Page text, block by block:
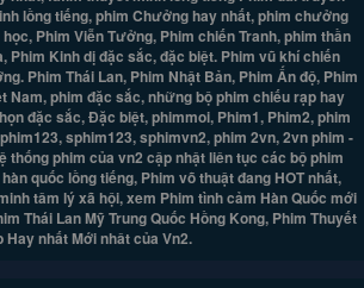
lồng tiếng, phim Chưởng hay nhất, phim chưởng
Phim Viễn Tưởng, Phim chiến Tranh, phim thần
Phim Kinh dị đặc sắc, đặc biệt. Phim vũ khí chiến
Phim Thái Lan, Phim Nhật Bản, Phim Ấn độ, Phim
Nam, phim đặc sắc, những bộ phim chiếu rạp hay
đặc sắc, Đặc biệt, phimmoi, Phim1, Phim2, phim
sphim123, sphimvn2, phim 2vn, 2vn phim -
thống phim của vn2 cập nhật liên tục các bộ phim
quốc lồng tiếng, Phim võ thuật đang HOT nhất,
tâm lý xã hội, xem Phim tình cảm Hàn Quốc mới
Thái Lan Mỹ Trung Quốc Hồng Kong, Phim Thuyết
nhất Mới nhât của Vn2.